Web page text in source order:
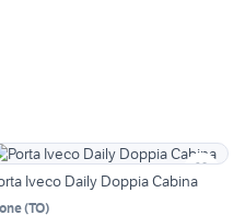
Iveco Daily Doppia Cabina
(TO)